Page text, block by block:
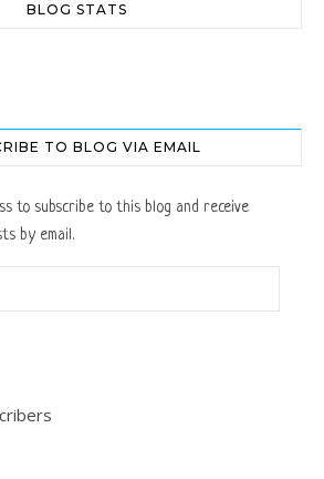
BLOG STATS
TO BLOG VIA EMAIL
to subscribe to this blog and receive
by email.